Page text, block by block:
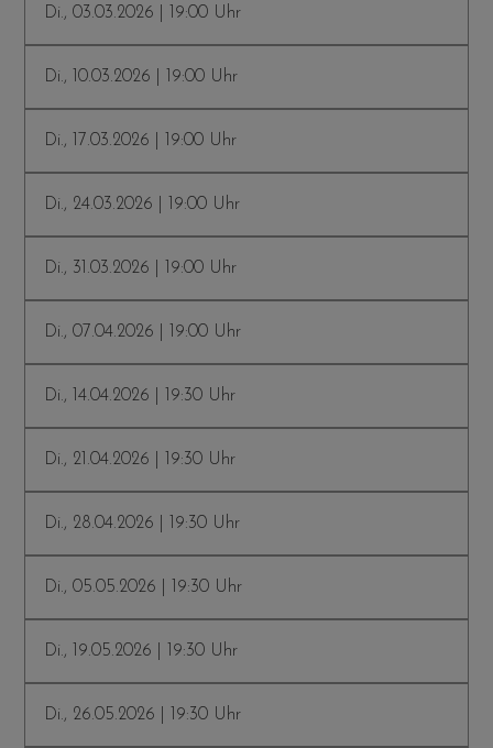
Di., 03.03.2026 | 19:00 Uhr
Di., 10.03.2026 | 19:00 Uhr
Di., 17.03.2026 | 19:00 Uhr
Di., 24.03.2026 | 19:00 Uhr
Di., 31.03.2026 | 19:00 Uhr
Di., 07.04.2026 | 19:00 Uhr
Di., 14.04.2026 | 19:30 Uhr
Di., 21.04.2026 | 19:30 Uhr
Di., 28.04.2026 | 19:30 Uhr
Di., 05.05.2026 | 19:30 Uhr
Di., 19.05.2026 | 19:30 Uhr
Di., 26.05.2026 | 19:30 Uhr